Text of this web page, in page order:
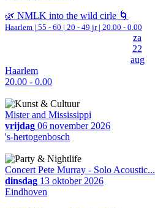
🌿 NMLK into the wild cirle 🌀
Haarlem | 55 - 60 | 20 - 49 jr | 20.00 - 0.00
za
22
aug
Haarlem
20.00 - 0.00
Mister and Mississippi
vrijdag 06 november 2026
's-hertogenbosch
Concert Pete Murray - Solo Acoustic...
dinsdag 13 oktober 2026
Eindhoven